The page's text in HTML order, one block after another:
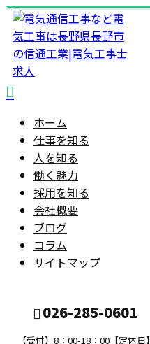
ホーム
仕事を知る
人を知る
働く魅力
採用を知る
会社概要
ブログ
コラム
サイトマップ
026-285-0601
【受付】8：00-18：00【定休日】